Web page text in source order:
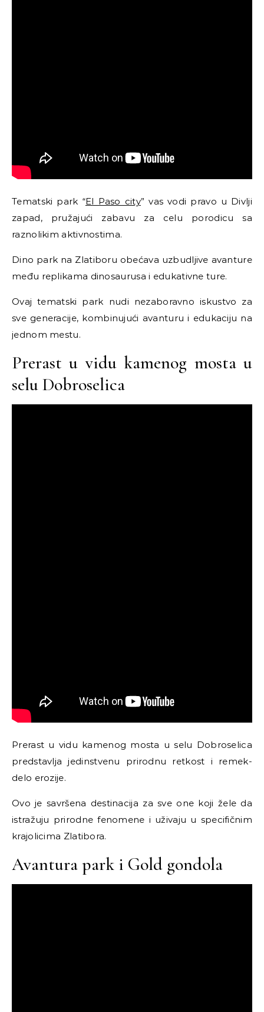
Tematski park “El Paso city” vas vodi pravo u Divlji
zapad, pružajući zabavu za celu porodicu sa
raznolikim aktivnostima.
Dino park na Zlatiboru obećava uzbudljive avanture
među replikama dinosaurusa i edukativne ture.
Ovaj tematski park nudi nezaboravno iskustvo za
sve generacije, kombinujući avanturu i edukaciju na
jednom mestu.
Prerast u vidu kamenog mosta u
selu Dobroselica
Prerast u vidu kamenog mosta u selu Dobroselica
predstavlja jedinstvenu prirodnu retkost i remek-
delo erozije.
Ovo je savršena destinacija za sve one koji žele da
istražuju prirodne fenomene i uživaju u specifičnim
krajolicima Zlatibora.
Avantura park i Gold gondola